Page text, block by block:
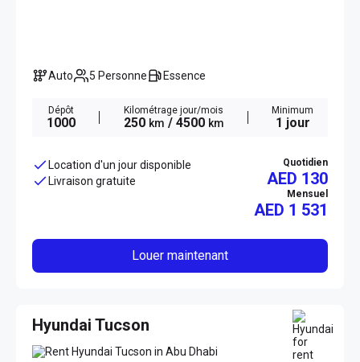
Auto 5 Personne Essence
Dépôt
1000
Kilométrage jour/mois
250 km / 4500 km
Minimum
1 jour
Location d'un jour disponible
Livraison gratuite
Quotidien
AED 130
Mensuel
AED 1 531
Louer maintenant
Hyundai Tucson